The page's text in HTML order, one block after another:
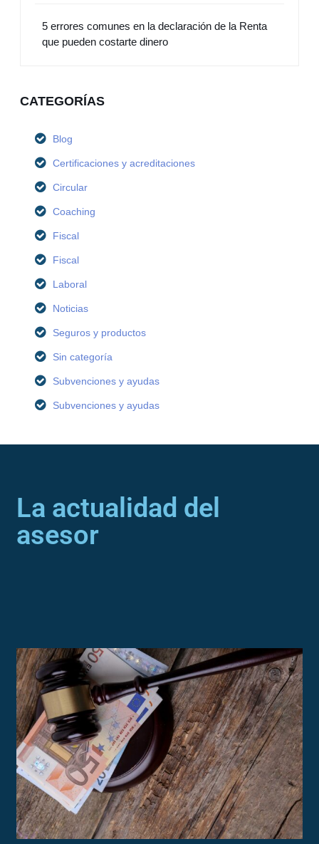
5 errores comunes en la declaración de la Renta
que pueden costarte dinero
CATEGORÍAS
Blog
Certificaciones y acreditaciones
Circular
Coaching
Fiscal
Fiscal
Laboral
Noticias
Seguros y productos
Sin categoría
Subvenciones y ayudas
Subvenciones y ayudas
La actualidad del
asesor